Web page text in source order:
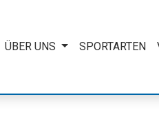
ÜBER UNS SPORTARTEN